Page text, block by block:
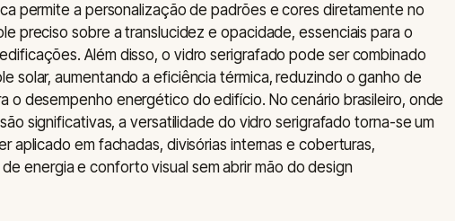
permite a personalização de padrões e cores diretamente no
preciso sobre a translucidez e opacidade, essenciais para o
Além disso, o vidro serigrafado pode ser combinado
solar, aumentando a eficiência térmica, reduzindo o ganho de
o desempenho energético do edifício. No cenário brasileiro, onde
significativas, a versatilidade do vidro serigrafado torna-se um
aplicado em fachadas, divisórias internas e coberturas,
energia e conforto visual sem abrir mão do design